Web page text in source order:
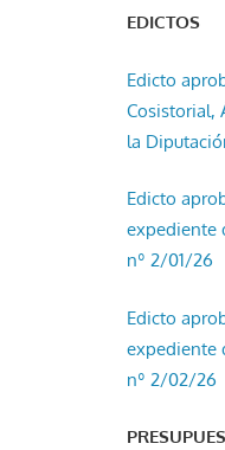
EDICTOS
Edicto
Cosistorial,
la
Edicto
expediente
nº 2/01/26
Edicto
expediente
nº 2/02/26